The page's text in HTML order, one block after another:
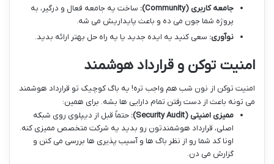
جامعه کاربری (Community):
ساخت یه جامعه فعال و درگیر، به
پروژه شما جون می ده و باعث پایداریش می شه.
نوآوری: سعی کنید یه ایده جدید یا یه راه حل بهتر ارائه بدید.
امنیت توکن و قرارداد هوشمند
امنیت توکن از نون شب هم واجب تره! یه باگ کوچیک تو قرارداد هوشمند
می تونه باعث از دست رفتن تمام دارایی ها بشه. برای همین:
ممیزی امنیتی (Security Audit):
حتماً قبل از دیپلوی روی شبکه
اصلی، قرارداد هوشمندتون رو بدید یه شرکت متخصص ممیزی کنه.
اونا کد شما رو از نظر باگ ها و آسیب پذیری ها بررسی می کنن و
گزارش می دن.